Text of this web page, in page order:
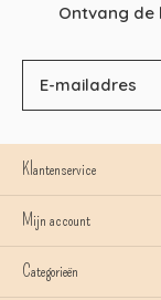
Ontvang de
Klantenservice
Mijn account
Categorieën